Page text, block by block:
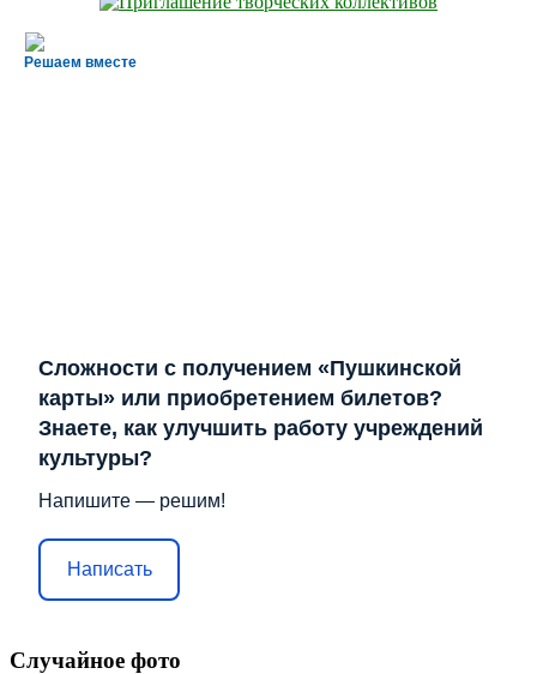
Решаем вместе
Сложности с получением «Пушкинской
карты» или приобретением билетов?
Знаете, как улучшить работу учреждений
культуры?
Напишите — решим!
Написать
Случайное фото